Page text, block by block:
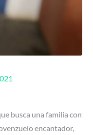
busca una familia con
encantador,